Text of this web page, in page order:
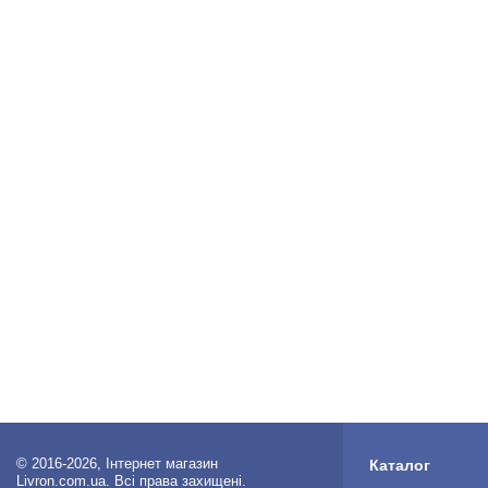
© 2016-2026, Інтернет магазин
Livron.com.ua. Всі права захищені.
Каталог